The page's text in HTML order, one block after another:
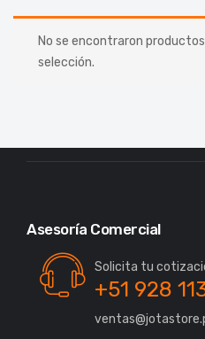
No se encontraron
selección.
Asesoría Comercial
Solicita tu
+51 928